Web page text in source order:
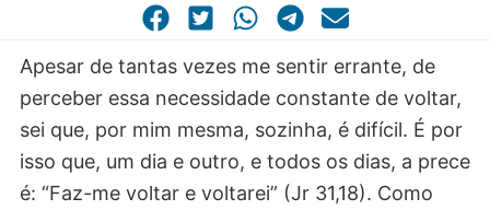
CASA COMUM
POR VOCAÇÃO
Apesar de tantas vezes me sentir errante, de
perceber essa necessidade constante de voltar,
sei que, por mim mesma, sozinha, é difícil. É por
isso que, um dia e outro, e todos os dias, a prece
é: “Faz-me voltar e voltarei” (Jr 31,18). Como